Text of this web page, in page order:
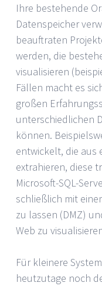
Ihre bestehende
Datenspeicher
beauftraten
werden, die
visualisieren
Fällen macht es
großen
unterschiedlichen
können.
entwickelt, die aus
extrahieren, diese
Microsoft-SQL-
schließlich mit
zu lassen (DMZ)
Web zu
Für kleinere
heutzutage noch